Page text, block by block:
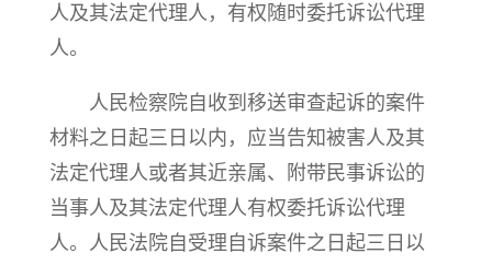
人及其法定代理人，有权随时委托诉讼代理
人。
人民检察院自收到移送审查起诉的案件
材料之日起三日以内，应当告知被害人及其
法定代理人或者其近亲属、附带民事诉讼的
当事人及其法定代理人有权委托诉讼代理
人。人民法院自受理自诉案件之日起三日以